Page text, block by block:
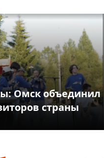
Омск объединил
страны